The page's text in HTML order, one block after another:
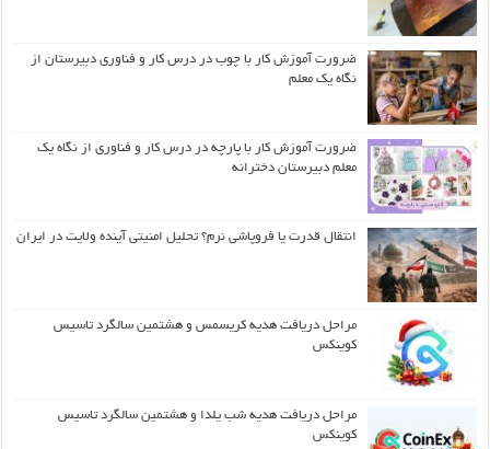
ضرورت آموزش کار با چوب در درس کار و فناوری دبیرستان از
نگاه یک معلم
ضرورت آموزش کار با پارچه در درس کار و فناوری از نگاه یک
معلم دبیرستان دخترانه
انتقال قدرت یا فروپاشی نرم؟ تحلیل امنیتی آینده ولایت در ایران
مراحل دریافت هدیه کریسمس و هشتمین سالگرد تاسیس
کوینکس
مراحل دریافت هدیه شب یلدا و هشتمین سالگرد تاسیس
کوینکس